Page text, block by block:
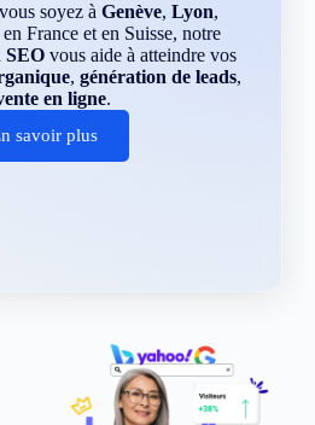
soyez à Genève, Lyon,
France et en Suisse, notre
SEOvous aide à atteindre vos
,génération de leads,
en ligne.
savoir plus